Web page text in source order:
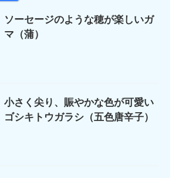
ソーセージのような穂が楽しいガ
マ（蒲）
小さく尖り、賑やかな色が可愛い
ゴシキトウガラシ（五色唐辛子）